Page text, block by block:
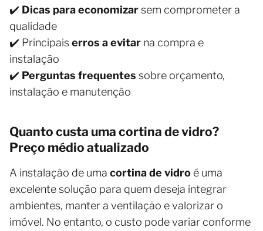
✔️ Dicas para economizarsem comprometer a
qualidade
✔️ Principaiserros a evitar na compra e
instalação
✔️ Perguntas frequentes sobre orçamento,
instalação e manutenção
Quanto custa uma cortina de vidro?
Preço médio atualizado
A instalação de uma cortina de vidro é uma
excelente solução para quem deseja integrar
ambientes, manter a ventilação e valorizar o
imóvel. No entanto, o custo pode variar conforme